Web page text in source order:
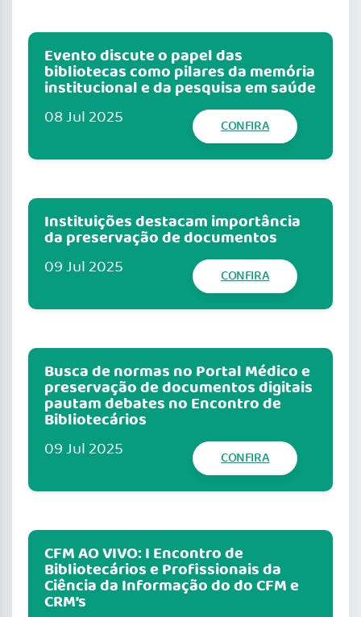
Evento discute o papel das
bibliotecas como pilares da memória
institucional e da pesquisa em saúde
08 Jul 2025 CONFIRA
Instituições destacam importância
da preservação de documentos
09 Jul 2025 CONFIRA
Busca de normas no Portal Médico e
preservação de documentos digitais
pautam debates no Encontro de
Bibliotecários
09 Jul 2025 CONFIRA
CFM AO VIVO: I Encontro de
Bibliotecários e Profissionais da
Ciência da Informação do do CFM e
CRM’s